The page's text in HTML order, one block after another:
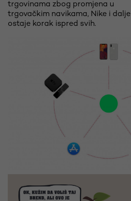
trgovinama zbog promjena u
trgovačkim navikama, Nike i dalje
ostaje korak ispred svih.